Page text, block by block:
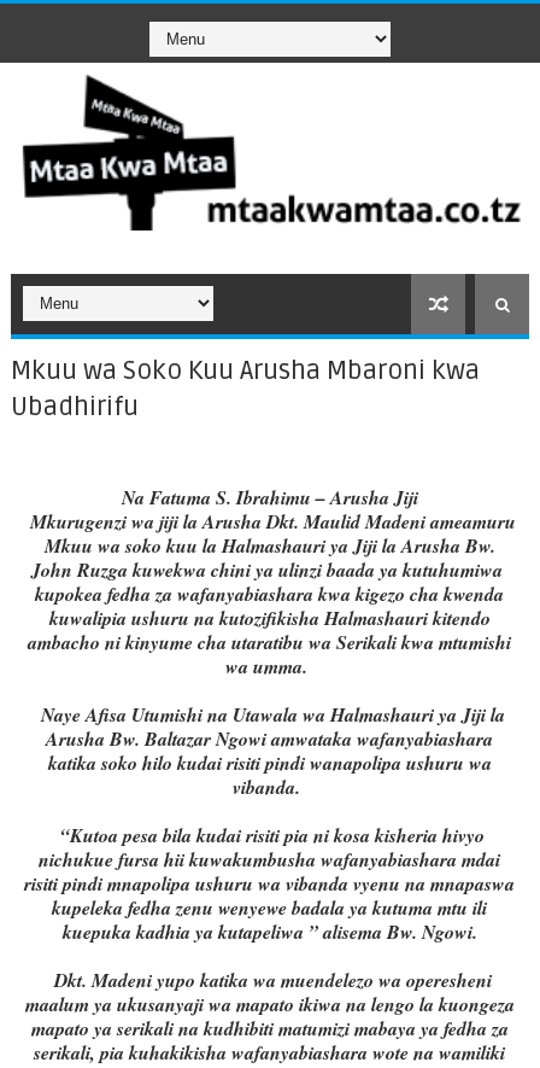
Mkuu wa Soko Kuu Arusha Mbaroni kwa
Ubadhirifu
Na Fatuma S. Ibrahimu – Arusha Jiji
Mkurugenzi wa jiji la Arusha Dkt. Maulid Madeni ameamuru
Mkuu wa soko kuu la Halmashauri ya Jiji la Arusha Bw.
John Ruzga kuwekwa chini ya ulinzi baada ya kutuhumiwa
kupokea fedha za wafanyabiashara kwa kigezo cha kwenda
kuwalipia ushuru na kutozifikisha Halmashauri kitendo
ambacho ni kinyume cha utaratibu wa Serikali kwa mtumishi
wa umma.
Naye Afisa Utumishi na Utawala wa Halmashauri ya Jiji la
Arusha Bw. Baltazar Ngowi amwataka wafanyabiashara
katika soko hilo kudai risiti pindi wanapolipa ushuru wa
vibanda.
“Kutoa pesa bila kudai risiti pia ni kosa kisheria hivyo
nichukue fursa hii kuwakumbusha wafanyabiashara mdai
risiti pindi mnapolipa ushuru wa vibanda vyenu na mnapaswa
kupeleka fedha zenu wenyewe badala ya kutuma mtu ili
kuepuka kadhia ya kutapeliwa ” alisema Bw. Ngowi.
Dkt. Madeni yupo katika wa muendelezo wa operesheni
maalum ya ukusanyaji wa mapato ikiwa na lengo la kuongeza
mapato ya serikali na kudhibiti matumizi mabaya ya fedha za
serikali, pia kuhakikisha wafanyabiashara wote na wamiliki